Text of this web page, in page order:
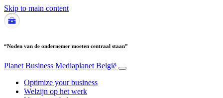
Skip to main content
“Noden van de ondernemer moeten centraal staan”
Planet Business Mediaplanet België
Optimize your business
Welzijn op het werk